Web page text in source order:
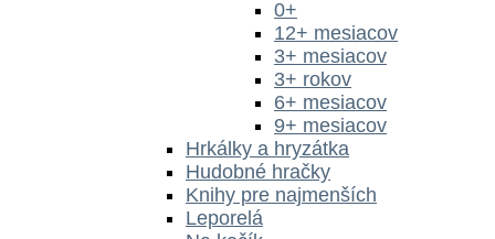
0+
12+ mesiacov
3+ mesiacov
3+ rokov
6+ mesiacov
9+ mesiacov
Hrkálky a hryzátka
Hudobné hračky
Knihy pre najmenších
Leporelá